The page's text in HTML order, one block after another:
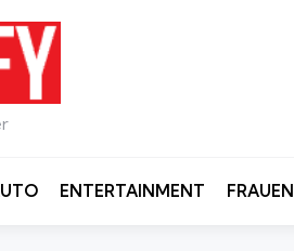
ENTERTAINMENT FRAUEN